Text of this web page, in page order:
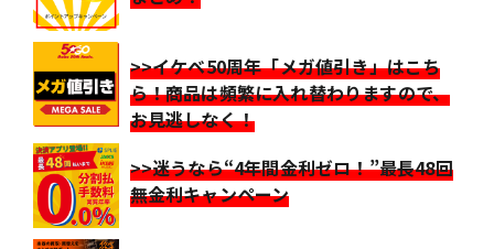
>>イケベ50周年「メガ値引き」はこち
ら！商品は頻繁に入れ替わりますので、
お見逃しなく！
>>迷うなら“4年間金利ゼロ！”最長48回
無金利キャンペーン